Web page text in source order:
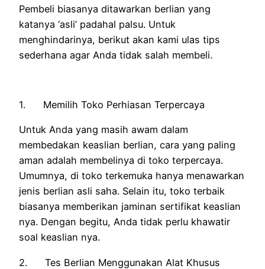
Pembeli biasanya ditawarkan berlian yang
katanya ‘asli’ padahal palsu. Untuk
menghindarinya, berikut akan kami ulas tips
sederhana agar Anda tidak salah membeli.
1. Memilih Toko Perhiasan Terpercaya
Untuk Anda yang masih awam dalam
membedakan keaslian berlian, cara yang paling
aman adalah membelinya di toko terpercaya.
Umumnya, di toko terkemuka hanya menawarkan
jenis berlian asli saha. Selain itu, toko terbaik
biasanya memberikan jaminan sertifikat keaslian
nya. Dengan begitu, Anda tidak perlu khawatir
soal keaslian nya.
2. Tes Berlian Menggunakan Alat Khusus